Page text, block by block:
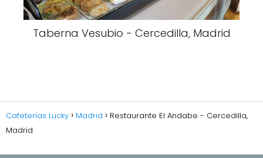
Taberna Vesubio - Cercedilla, Madrid
Cafeterías Lucky Madrid
Restaurante El Andabe - Cercedilla,
Madrid